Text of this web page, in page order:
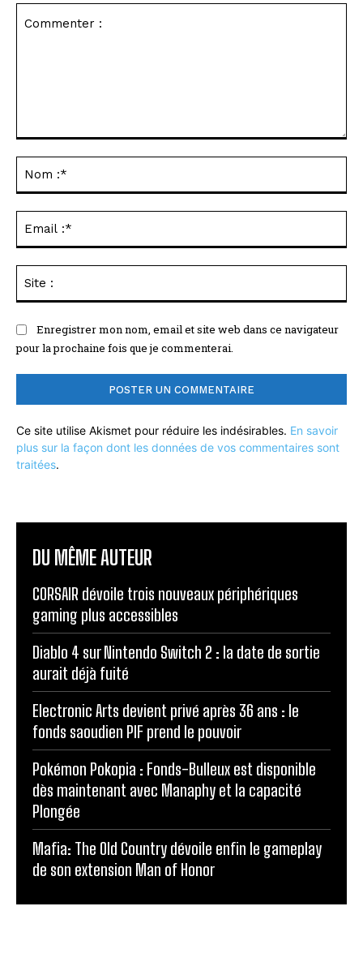
Enregistrer mon nom, email et site web dans ce navigateur
pour la prochaine fois que je commenterai.
Ce site utilise Akismet pour réduire les indésirables. En savoir
plus sur la façon dont les données de vos commentaires sont
traitées.
DU MÊME AUTEUR
CORSAIR dévoile trois nouveaux périphériques
gaming plus accessibles
Diablo 4 sur Nintendo Switch 2 : la date de sortie
aurait déjà fuité
Electronic Arts devient privé après 36 ans : le
fonds saoudien PIF prend le pouvoir
Pokémon Pokopia : Fonds-Bulleux est disponible
dès maintenant avec Manaphy et la capacité
Plongée
Mafia: The Old Country dévoile enfin le gameplay
de son extension Man of Honor